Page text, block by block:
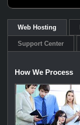
Web Hosting
Support Center
How We Process